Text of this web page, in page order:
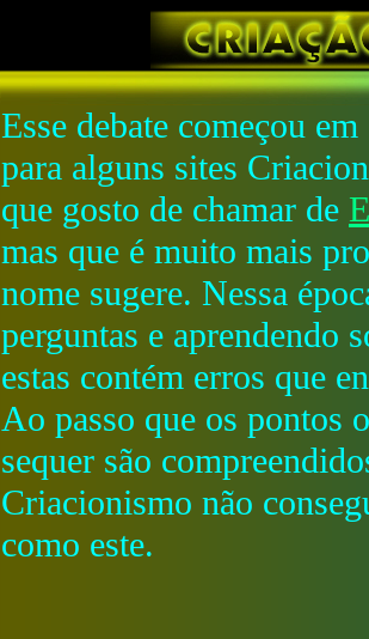
Esse debate começou
para alguns sites
que gosto de chamar de
mas que é muito mais
nome sugere. Nessa
perguntas e aprendendo
estas contém erros que
Ao passo que os pontos
sequer são
Criacionismo não
como este.